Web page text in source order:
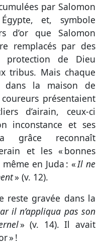
par Salomon
et, symbole
d’or que Salomon
remplacés par des
protection de Dieu
tribus. Mais chaque
dans la maison de
présentaient
d’airain, ceux-ci
inconstance et ses
grâce reconnaît
et les « bonnes
en Juda : «Il ne
» (v. 12).
reste gravée dans la
il n’appliqua pas son
» (v. 14). Il avait
» !